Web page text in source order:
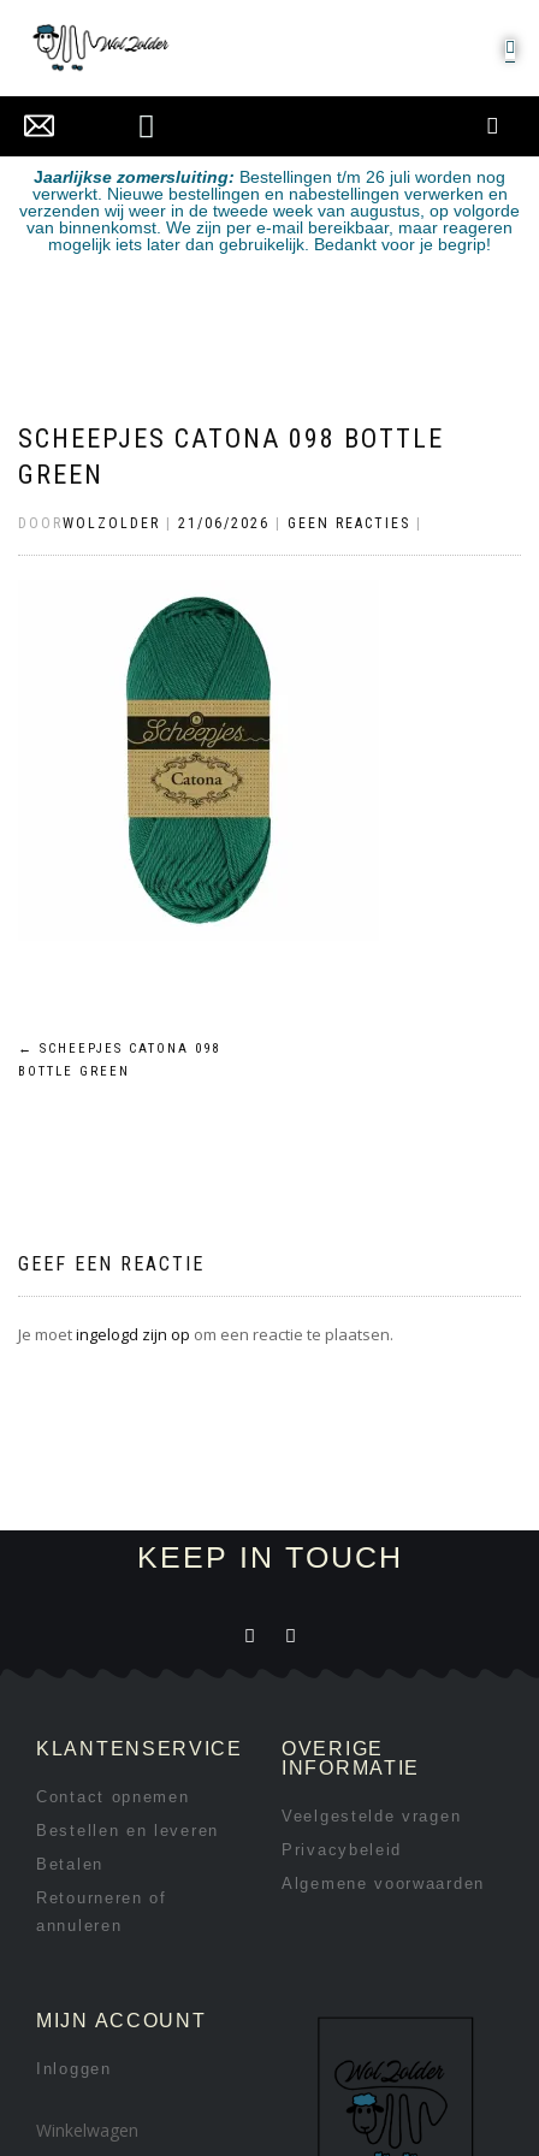
Jaarlijkse zomersluiting: Bestellingen t/m 26 juli worden nog
verwerkt. Nieuwe bestellingen en nabestellingen verwerken en
verzenden wij weer in de tweede week van augustus, op volgorde
van binnenkomst. We zijn per e-mail bereikbaar, maar reageren
mogelijk iets later dan gebruikelijk. Bedankt voor je begrip!
SCHEEPJES CATONA 098 BOTTLE
GREEN
DOORWOLZOLDER 21/06/2026 GEEN REACTIES
←
SCHEEPJES CATONA 098
BOTTLE GREEN
GEEF EEN REACTIE
Je moetingelogd zijn op om een reactie te plaatsen.
KEEP IN TOUCH
KLANTENSERVICE
Contact opnemen
Bestellen en leveren
Betalen
Retourneren of
annuleren
OVERIGE
INFORMATIE
Veelgestelde vragen
Privacybeleid
Algemene voorwaarden
MIJN ACCOUNT
Inloggen
Winkelwagen